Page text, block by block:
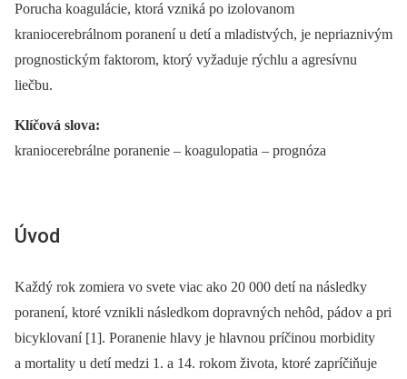
Porucha koagulácie, ktorá vzniká po izolovanom
kraniocerebrálnom poranení u detí a mladistvých, je nepriaznivým
prognostickým faktorom, ktorý vyžaduje rýchlu a agresívnu
liečbu.
Klíčová slova:
kraniocerebrálne poranenie –⁠ koagulopatia –⁠ prognóza
Úvod
Každý rok zomiera vo svete viac ako 20 000 detí na následky
poranení, ktoré vznikli následkom dopravných nehôd, pádov a pri
bicyklovaní [1]. Poranenie hlavy je hlavnou príčinou morbidity
a mortality u detí medzi 1. a 14. rokom života, ktoré zapríčiňuje